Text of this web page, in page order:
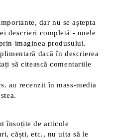
dar nu se aștepta
descrieri completă - unele
imaginea produsului.
dacă în descrierea
să citească comentariile
au recenzii în mass-media
însoțite de articole
căști, etc., nu uita să le